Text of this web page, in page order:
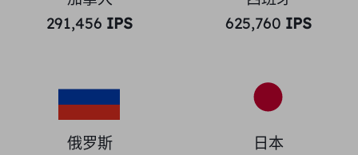
291,456 IPS
625,760 IPS
俄罗斯
日本